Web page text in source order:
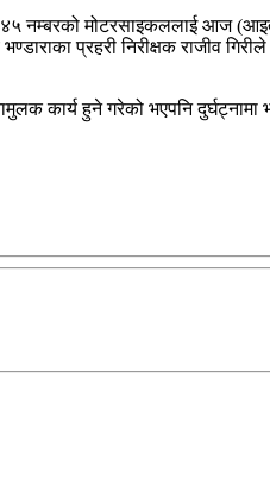
नम्बरको मोटरसाइकललाई आज
प्रहरी निरीक्षक राजीव
कार्य हुने गरेको भएपनि